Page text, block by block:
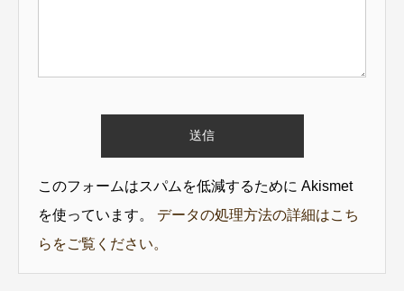
このフォームはスパムを低減するために Akismet
を使っています。 データの処理方法の詳細はこち
らをご覧ください。